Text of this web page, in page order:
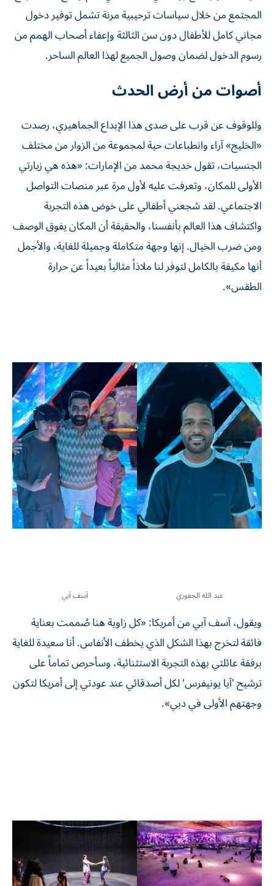
المجتمع من خلال سياسات ترحيبية مرنة تشمل توفير دخول
مجاني كامل للأطفال دون سن الثالثة وإعفاء أصحاب الهمم من
رسوم الدخول لضمان وصول الجميع لهذا العالم الساحر.
أصوات من أرض الحدث
وللوقوف عن قرب على صدى هذا الإبداع الجماهيري، رصدت
«الخليج» آراء وانطباعات حية لمجموعة من الزوار من مختلف
الجنسيات، تقول خديجة محمد من الإمارات: «هذه هي زيارتي
الأولى للمكان، وتعرفت عليه لأول مرة عبر منصات التواصل
الاجتماعي. لقد شجعني أطفالي على خوض هذه التجربة
واكتشاف هذا العالم بأنفسنا، والحقيقة أن المكان يفوق الوصف
ومن ضرب الخيال. إنها وجهة متكاملة وجميلة للغاية، والأجمل
أنها مكيفة بالكامل لتوفر لنا ملاذاً مثالياً بعيداً عن حرارة
الطقس».
عبد الله الجعوري آسف آبي
ويقول، آسف آبي من أمريكا: «كل زاوية هنا صُممت بعناية
فائقة لتخرج بهذا الشكل الذي يخطف الأنفاس. أنا سعيدة للغاية
برفقة عائلتي بهذه التجربة الاستثنائية، وسأحرص تماماً على
ترشيح 'آيا يونيفرس' لكل أصدقائي عند عودتي إلى أمريكا لتكون
وجهتهم الأولى في دبي».